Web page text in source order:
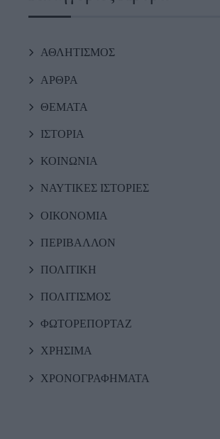
ΑΘΛΗΤΙΣΜΟΣ
ΑΡΘΡΑ
ΘΕΜΑΤΑ
ΙΣΤΟΡΙΑ
ΚΟΙΝΩΝΙΑ
ΝΑΥΤΙΚΕΣ ΙΣΤΟΡΙΕΣ
ΟΙΚΟΝΟΜΙΑ
ΠΕΡΙΒΑΛΛΟΝ
ΠΟΛΙΤΙΚΗ
ΠΟΛΙΤΙΣΜΟΣ
ΦΩΤΟΡΕΠΟΡΤΑΖ
ΧΡΗΣΙΜΑ
ΧΡΟΝΟΓΡΑΦΗΜΑΤΑ